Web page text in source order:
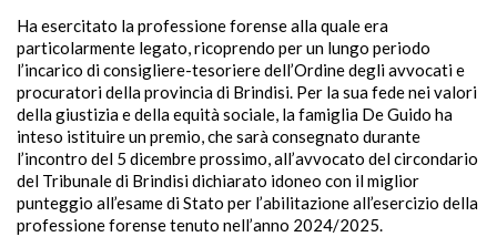
Ha esercitato la professione forense alla quale era
particolarmente legato, ricoprendo per un lungo periodo
l’incarico di consigliere-tesoriere dell’Ordine degli avvocati e
procuratori della provincia di Brindisi. Per la sua fede nei valori
della giustizia e della equità sociale, la famiglia De Guido ha
inteso istituire un premio, che sarà consegnato durante
l’incontro del 5 dicembre prossimo, all’avvocato del circondario
del Tribunale di Brindisi dichiarato idoneo con il miglior
punteggio all’esame di Stato per l’abilitazione all’esercizio della
professione forense tenuto nell’anno 2024/2025.